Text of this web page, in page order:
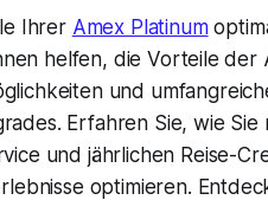
Ihrer Amex Platinum
helfen, die Vorteile der
und
Erfahren Sie, wie
und jährlichen Reise-
optimieren.